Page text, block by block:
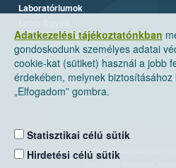
Adatkezelési tájékoztatónkban
gondoskodunk személyes adatai
cookie-kat (sütiket) használ a jobb
érdekében, melynek
„Elfogadom” gombra.
Statisztikai célú sütik
Hirdetési célú sütik
Laboratóriumok
Nemzeti Élelmiszerlánc-